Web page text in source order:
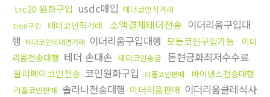
trc20 원화구입 usdc매입 테더코인직거래
tron구입 테더코인직거래 소액결제테더전송 이더리움구입대
행 테더코인비대면거래 이더리움구입대행 모든코인구입가능
이더
리움전송대행 테더 손대손 테더코인송금 돈현금화최저수수료
알리페이코인전송 코인원화구입 리플코인판매 바이낸스전송대행
리플코인판매 솔라나전송대행 이더리움판매 이더리움클레식사